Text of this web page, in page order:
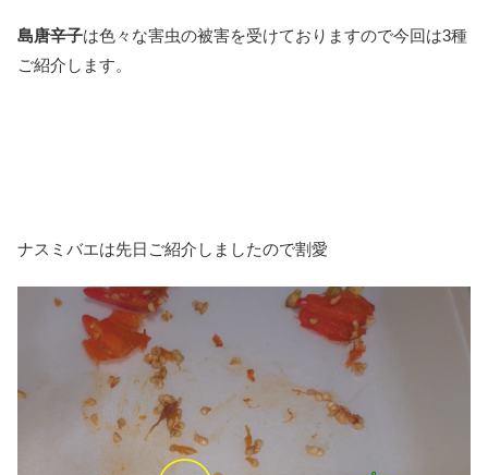
島唐辛子は色々な害虫の被害を受けておりますので今回は3種
ご紹介します。
ナスミバエは先日ご紹介しましたので割愛